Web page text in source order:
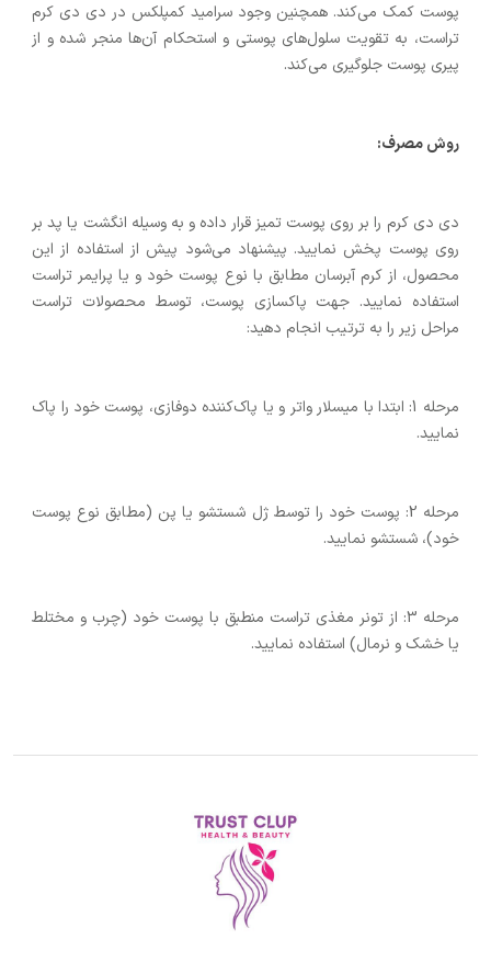
پوست کمک می‌کند. همچنین وجود سرامید کمپلکس در دی دی کرم
تراست، به تقویت سلول‌های پوستی و استحکام آن‌ها منجر شده و از
پیری پوست جلوگیری می‌کند.
روش مصرف:
دی دی کرم را بر روی پوست تمیز قرار داده و به وسیله انگشت یا پد بر
روی پوست پخش نمایید. پیشنهاد می‌شود پیش از استفاده از این
محصول، از کرم آبرسان مطابق با نوع پوست خود و یا پرایمر تراست
استفاده نمایید. جهت پاکسازی پوست، توسط محصولات تراست
مراحل زیر را به ترتیب انجام دهید:
مرحله 1: ابتدا با میسلار واتر و یا پاک‌کننده دوفازی، پوست خود را پاک
نمایید.
مرحله 2: پوست خود را توسط ژل شستشو یا پن (مطابق نوع پوست
خود)، شستشو نمایید.
مرحله 3: از تونر مغذی تراست منطبق با پوست خود (چرب و مختلط
یا خشک و نرمال) استفاده نمایید.